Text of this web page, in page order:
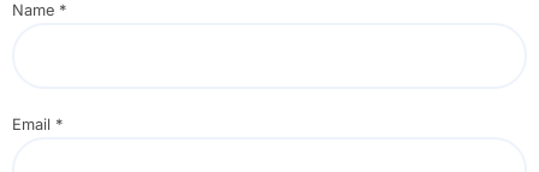
Name *
Email *